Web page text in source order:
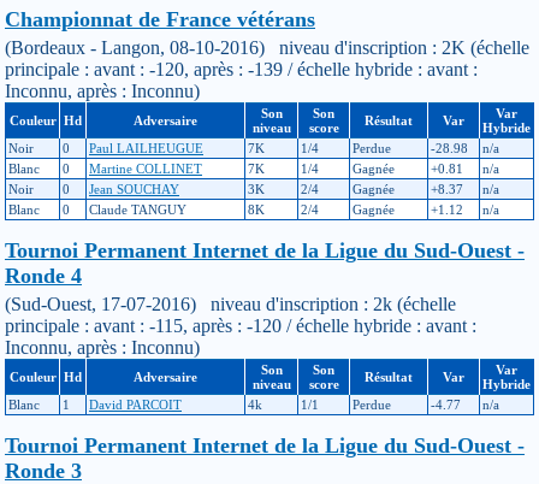
Championnat de France vétérans
(Bordeaux - Langon, 08-10-2016) niveau d'inscription : 2K (échelle
principale : avant : -120, après : -139 / échelle hybride : avant :
Inconnu, après : Inconnu)
Couleur Hd Adversaire
Son
niveau
Son
score
Résultat Var
Var
Hybride
Noir
0 Paul LAILHEUGUE 7K 1/4 Perdue -28.98
n/a
Blanc
0 Martine COLLINET 7K 1/4 Gagnée +0.81
n/a
Noir
0 Jean SOUCHAY 3K 2/4 Gagnée +8.37
n/a
Blanc
0 Claude TANGUY 8K 2/4 Gagnée +1.12 n/a
Tournoi Permanent Internet de la Ligue du Sud-Ouest -
Ronde 4
(Sud-Ouest, 17-07-2016) niveau d'inscription : 2k (échelle
principale : avant : -115, après : -120 / échelle hybride : avant :
Inconnu, après : Inconnu)
Couleur Hd Adversaire
Son
niveau
Son
score
Résultat Var
Var
Hybride
Blanc
1 David PARCOIT 4k 1/1 Perdue -4.77 n/a
Tournoi Permanent Internet de la Ligue du Sud-Ouest -
Ronde 3